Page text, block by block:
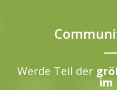
Werde Teil der
im